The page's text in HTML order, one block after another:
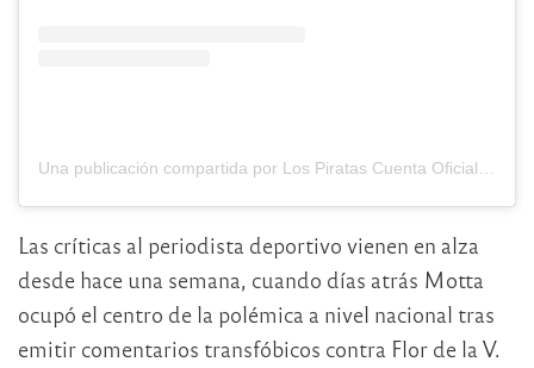
Una publicación compartida por Los Piratas Cuenta Oficial (@los.piratascelestesdealberdi)
Las críticas al periodista deportivo vienen en alza
desde hace una semana, cuando días atrás Motta
ocupó el centro de la polémica a nivel nacional tras
emitir comentarios transfóbicos contra Flor de la V.